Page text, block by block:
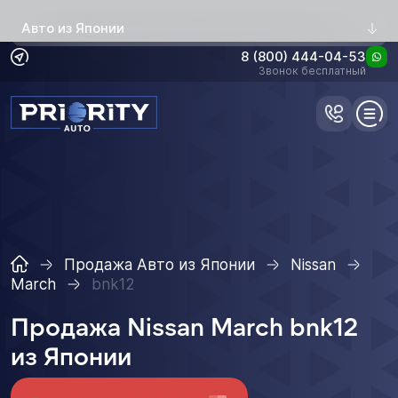
Авто из Японии
8 (800) 444-04-53
Звонок бесплатный
Продажа Авто из Японии
Nissan
March
bnk12
Продажа Nissan March bnk12
из Японии